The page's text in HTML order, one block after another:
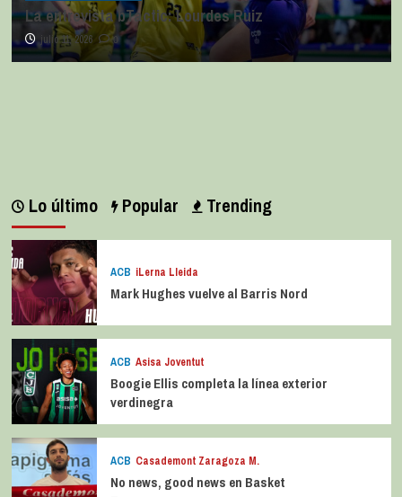
La entrevista bTactic: Lourdes Ruiz
julio 11, 2026 0
Lo último Popular Trending
ACB iLerna Lleida
Mark Hughes vuelve al Barris Nord
ACB Asisa Joventut
Boogie Ellis completa la línea exterior
verdinegra
ACB Casademont Zaragoza M.
No news, good news en Basket